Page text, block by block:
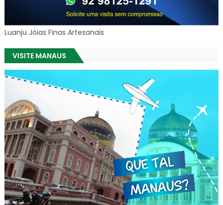
Luanju Jóias Finas Artesanais
VISITE MANAUS